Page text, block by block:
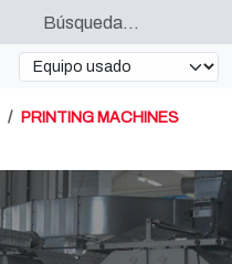
PRINTING MACHINES